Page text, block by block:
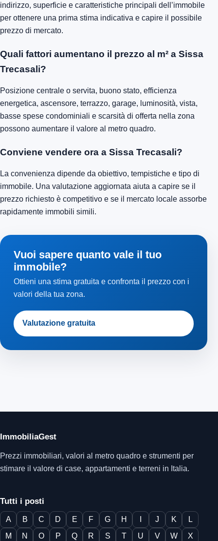
indirizzo, superficie e caratteristiche principali dell’immobile
per ottenere una prima stima indicativa e capire il possibile
prezzo di mercato.
Quali fattori aumentano il prezzo al m² a Sissa
Trecasali?
Posizione centrale o servita, buono stato, efficienza
energetica, ascensore, terrazzo, garage, luminosità, vista,
basse spese condominiali e scarsità di offerta nella zona
possono aumentare il valore al metro quadro.
Conviene vendere ora a Sissa Trecasali?
La convenienza dipende da obiettivo, tempistiche e tipo di
immobile. Una valutazione aggiornata aiuta a capire se il
prezzo richiesto è competitivo e se il mercato locale assorbe
rapidamente immobili simili.
Vuoi sapere quanto vale il tuo
immobile?
Ottieni una stima gratuita e confronta il prezzo con i
valori della tua zona.
Valutazione gratuita
ImmobiliaGest
Prezzi immobiliari, valori al metro quadro e strumenti per
stimare il valore di case, appartamenti e terreni in Italia.
Tutti i posti
A B C D E F G H J K
L
M
N O P Q R S T U V W X